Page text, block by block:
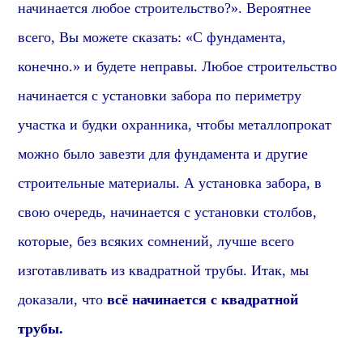
начинается любое строительство?». Вероятнее
всего, Вы можете сказать: «С фундамента,
конечно.» и будете неправы. Любое строительство
начинается с установки забора по периметру
участка и будки охранника, чтобы металлопрокат
можно было завезти для фундамента и другие
строительные материалы. А установка забора, в
свою очередь, начинается с установки столбов,
которые,без всяких сомнений, лучше всего
изготавливать из квадратной трубы. Итак, мы
доказали, чтовсё начинается с квадратной
трубы.